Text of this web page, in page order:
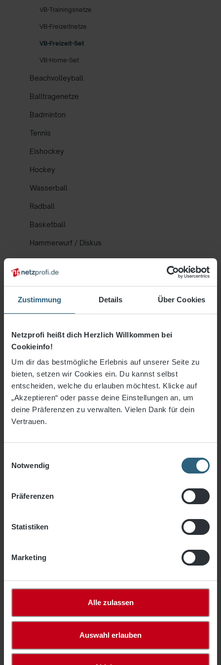
Zustimmung Details Über Cookies
Netzprofi heißt dich Herzlich Willkommen bei
Cookieinfo!
Um dir das bestmögliche Erlebnis auf unserer Seite zu
bieten, setzen wir Cookies ein. Du kannst selbst
entscheiden, welche du erlauben möchtest. Klicke auf
„Akzeptieren“ oder passe deine Einstellungen an, um
deine Präferenzen zu verwalten. Vielen Dank für dein
Vertrauen.
Notwendig
Präferenzen
Statistiken
Marketing
Alle zulassen
Auswahl erlauben
VB-Trainingsnetze
VB-Freizeitnetze
VB-Freizeit-Set
VB-Home-Set
Beachvolleyball
Balltragenetze
Badminton
Tennis
Eishockey
Hockey
Wasserball
Radball
Basketball
Hammerwurf / Diskus
Lacrosse
Schutznetze
Anhängernetze
Netze Haus & Hof
Gewebe & Planen
Freizeit- & Fitness
% Sale %
124,84 €*